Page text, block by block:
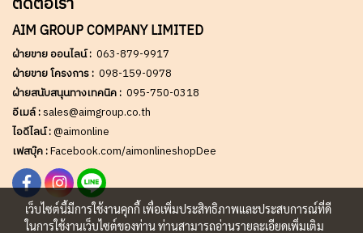
AIM GROUP COMPANY LIMITED
ฝ่ายขาย ออนไลน์ : 063-879-9917
ฝ่ายขาย โครงการ : 098-159-0978
ฝ่ายสนับสนุนทางเทคนิค : 095-750-0318
อีเมล์ :sales@aimgroup.co.th
ไอดีไลน์ :@aimonline
เฟสบุ๊ค :Facebook.com/aimonlineshopDee
เว็บไซต์นี้มีการใช้งานคุกกี้ เพื่อเพิ่มประสิทธิภาพและประสบการณ์ที่ดี
ในการใช้งานเว็บไซต์ของท่าน ท่านสามารถอ่านรายละเอียดเพิ่มเติม